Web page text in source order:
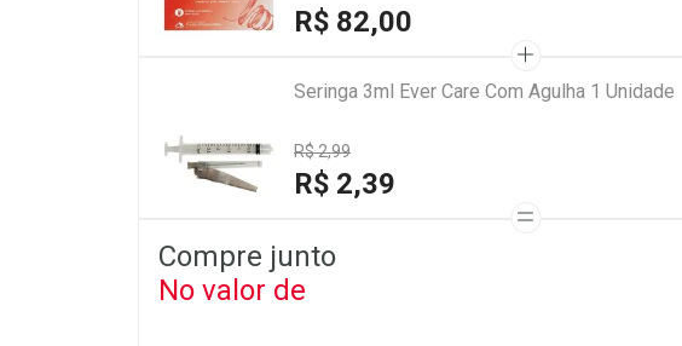
R$ 82,00
Seringa 3ml Ever Care Com Agulha 1 Unidade
R$ 2,99
R$ 2,39
Compre junto
No valor de